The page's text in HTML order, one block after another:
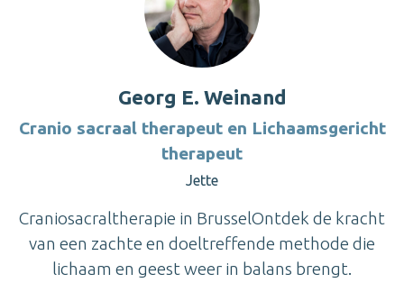
Georg E. Weinand
Cranio sacraal therapeut en Lichaamsgericht
therapeut
Jette
Craniosacraltherapie in BrusselOntdek de kracht
van een zachte en doeltreffende methode die
lichaam en geest weer in balans brengt.